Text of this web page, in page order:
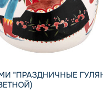
"ПРАЗДНИЧНЫЕ